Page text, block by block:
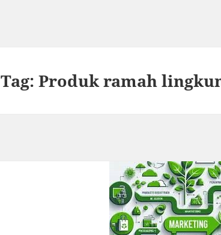
Tag:Produk ramah